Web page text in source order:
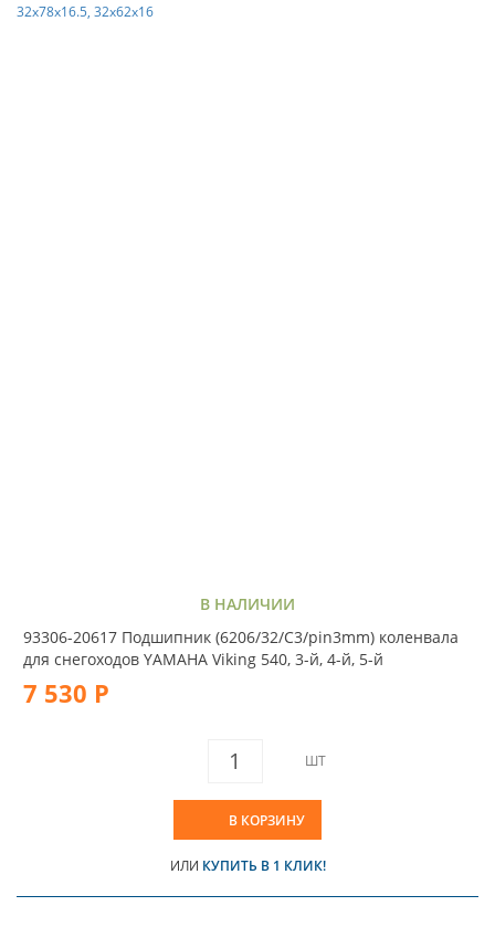
32x78x16.5, 32x62x16
В НАЛИЧИИ
93306-20617 Подшипник (6206/32/С3/pin3mm) коленвала
для снегоходов YAMAHA Viking 540, 3-й, 4-й, 5-й
7 530 Р
ШТ
В КОРЗИНУ
ИЛИ КУПИТЬ В 1 КЛИК!